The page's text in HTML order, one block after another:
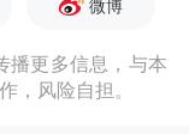
。集中整治
境内网站、
微博
播更多信息，与本
，风险自担。